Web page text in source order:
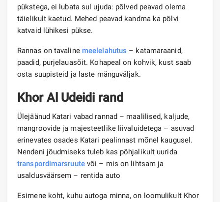
pükstega, ei lubata sul ujuda: põlved peavad olema
täielikult kaetud. Mehed peavad kandma ka põlvi
katvaid lühikesi pükse.
Rannas on tavaline meelelahutus – katamaraanid,
paadid, purjelauasõit. Kohapeal on kohvik, kust saab
osta suupisteid ja laste mänguväljak.
Khor Al Udeidi rand
Ülejäänud Katari vabad rannad – maalilised, kaljude,
mangroovide ja majesteetlike liivaluidetega – asuvad
erinevates osades Katari pealinnast mõnel kaugusel.
Nendeni jõudmiseks tuleb kas põhjalikult uurida
transpordimarsruutevõi – mis on lihtsam ja
usaldusväärsem – rentida auto
Esimene koht, kuhu autoga minna, on loomulikult Khor